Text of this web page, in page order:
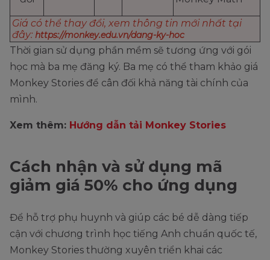
Giá có thể thay đổi, xem thông tin mới nhất tại
đây: https://monkey.edu.vn/dang-ky-hoc
Thời gian sử dụng phần mềm sẽ tương ứng với gói
học mà ba mẹ đăng ký. Ba mẹ có thể tham khảo giá
Monkey Stories để cân đối khả năng tài chính của
mình.
Xem thêm: Hướng dẫn tải Monkey Stories
Cách nhận và sử dụng mã
giảm giá 50% cho ứng dụng
Để hỗ trợ phụ huynh và giúp các bé dễ dàng tiếp
cận với chương trình học tiếng Anh chuẩn quốc tế,
Monkey Stories thường xuyên triển khai các